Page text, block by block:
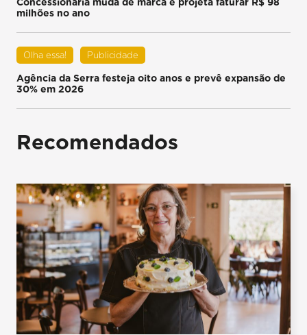
Concessionária muda de marca e projeta faturar R$ 98
milhões no ano
Olha essa! Publicidade
Agência da Serra festeja oito anos e prevê expansão de
30% em 2026
Recomendados